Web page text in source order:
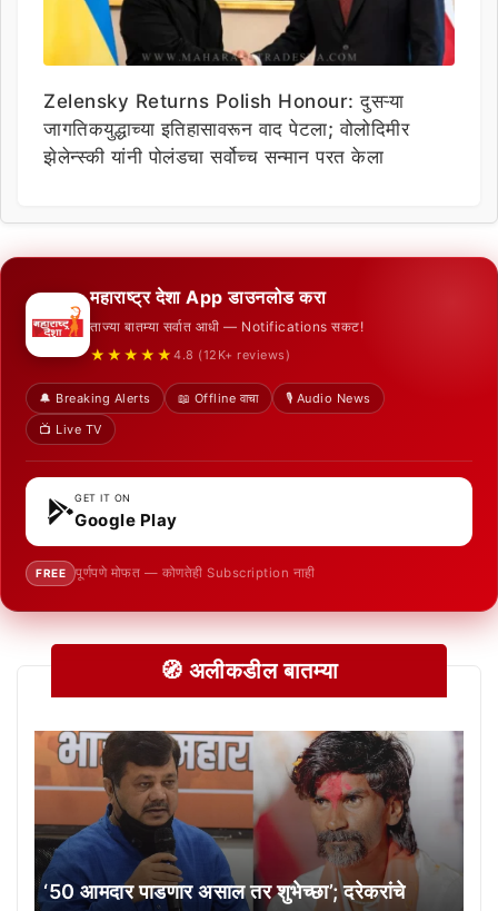
Zelensky Returns Polish Honour: दुसऱ्या
जागतिकयुद्धाच्या इतिहासावरून वाद पेटला; वोलोदिमीर
झेलेन्स्की यांनी पोलंडचा सर्वोच्च सन्मान परत केला
महाराष्ट्र देशा App डाउनलोड करा
ताज्या बातम्या सर्वात आधी — Notifications सकट!
★★★★★ 4.8 (12K+ reviews)
🔔 Breaking Alerts 📖 Offline वाचा
🎙️ Audio News
📺 Live TV
GET IT ON
Google Play
FREE पूर्णपणे मोफत — कोणतेही Subscription नाही
🧭 अलीकडील बातम्या
‘50 आमदार पाडणार असाल तर शुभेच्छा’; दरेकरांचे